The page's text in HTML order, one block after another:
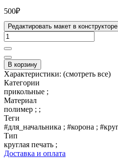
500₽
Редактировать макет в конструкторе
В корзину
Характеристики: (смотреть все)
Категории
прикольные ;
Материал
полимер ; ;
Теги
#для_начальника ; #корона ;
Тип
круглая печать ;
Доставка и оплата